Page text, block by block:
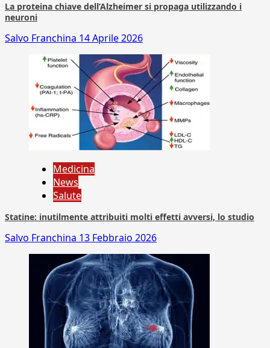
La proteina chiave dell’Alzheimer si propaga utilizzando i
neuroni
Salvo Franchina 14 Aprile 2026
Medicina
News
Salute
Statine: inutilmente attribuiti molti effetti avversi, lo studio
Salvo Franchina 13 Febbraio 2026